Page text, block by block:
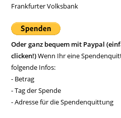
Frankfurter Volksbank
Oder ganz bequem mit Paypal
clicken!)Wenn Ihr eine
folgende Infos:
- Betrag
- Tag der Spende
- Adresse für die Spendenquittung